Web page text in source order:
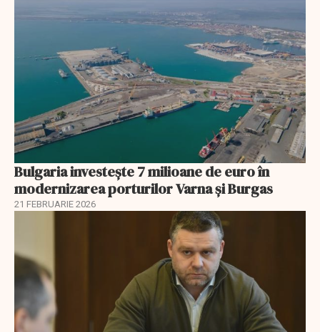
Bulgaria investește 7 milioane de euro în
modernizarea porturilor Varna și Burgas
21 FEBRUARIE 2026